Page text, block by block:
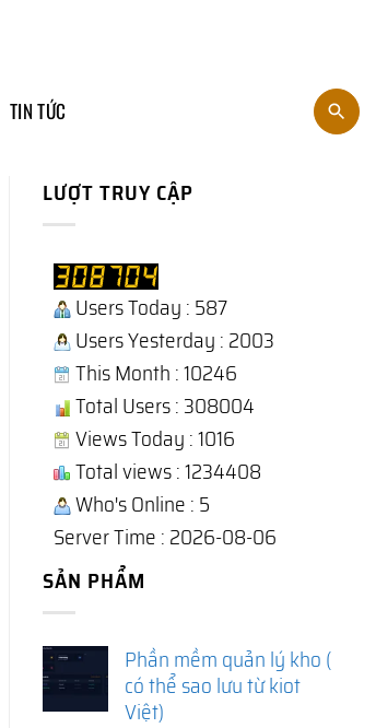
TIN TỨC
LƯỢT TRUY CẬP
Users Today : 587
Users Yesterday : 2003
This Month : 10246
Total Users : 308004
Views Today : 1016
Total views : 1234408
Who's Online : 5
Server Time : 2026-08-06
SẢN PHẨM
Phần mềm quản lý kho (
có thể sao lưu từ kiot
Việt)